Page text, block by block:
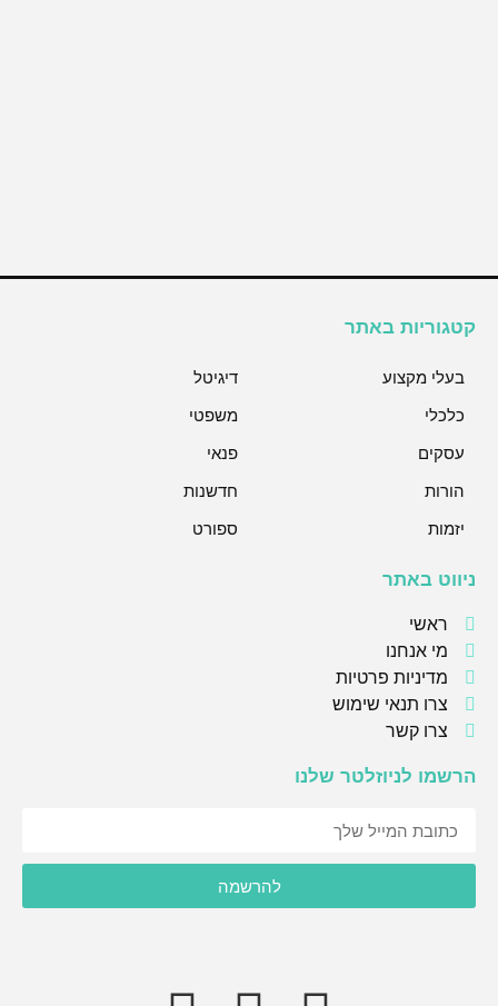
קטגוריות באתר
בעלי מקצוע
דיגיטל
כלכלי
משפטי
עסקים
פנאי
הורות
חדשנות
יזמות
ספורט
ניווט באתר
ראשי
מי אנחנו
מדיניות פרטיות
צרו תנאי שימוש
צרו קשר
הרשמו לניוזלטר שלנו
אני מסכימ/ה לקבל תוכן, דברי פרסומות או עדכונים מהחברה או
מצדדים שלישיים לדוא"ל, מסרונים או טלפון.
להרשמה